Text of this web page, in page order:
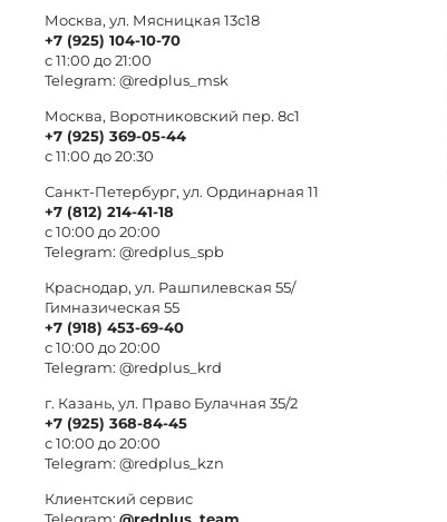
Москва, ул. Мясницкая 13с18
+7 (925) 104-10-70
с 11:00 до 21:00
Telegram: @redplus_msk
Москва, Воротниковский пер. 8c1
+7 (925) 369-05-44
с 11:00 до 20:30
Санкт-Петербург, ул. Ординарная 11
+7 (812) 214-41-18
с 10:00 до 20:00
Telegram: @redplus_spb
Краснодар, ул. Рашпилевская 55/
Гимназическая 55
+7 (918) 453-69-40
с 10:00 до 20:00
Telegram: @redplus_krd
г. Казань, ул. Право Булачная 35/2
+7 (925) 368-84-45
с 10:00 до 20:00
Telegram: @redplus_kzn
Клиентский сервис